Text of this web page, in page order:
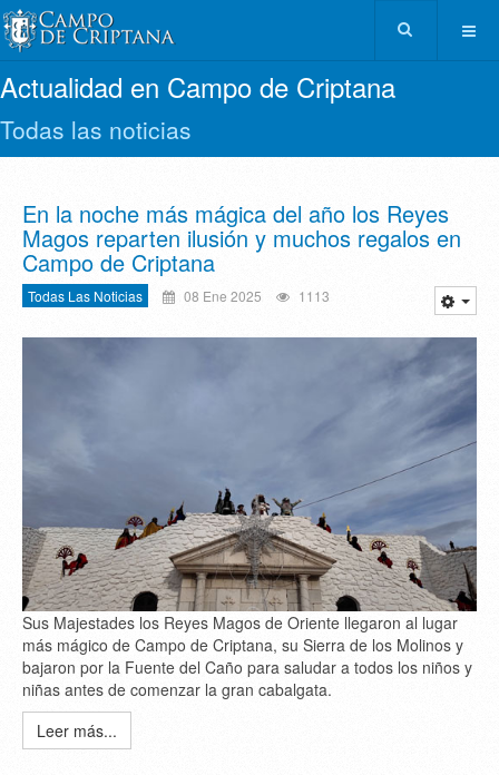
Actualidad en Campo de Criptana
Todas las noticias
En la noche más mágica del año los Reyes
Magos reparten ilusión y muchos regalos en
Campo de Criptana
Todas Las Noticias 08 Ene 2025 1113
Sus Majestades los Reyes Magos de Oriente llegaron al lugar
más mágico de Campo de Criptana, su Sierra de los Molinos y
bajaron por la Fuente del Caño para saludar a todos los niños y
niñas antes de comenzar la gran cabalgata.
Leer más...